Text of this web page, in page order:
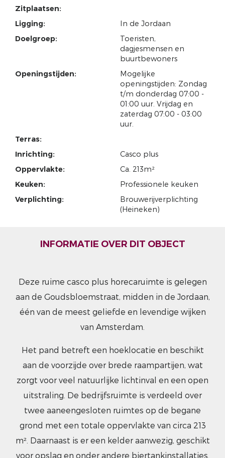
Zitplaatsen:
Ligging:
In de Jordaan
Doelgroep:
Toeristen,
dagjesmensen en
buurtbewoners
Openingstijden:
Mogelijke
openingstijden: Zondag
t/m donderdag 07:00 -
01:00 uur. Vrijdag en
zaterdag 07:00 - 03:00
uur.
Terras:
Inrichting:
Casco plus
Oppervlakte: Ca. 213m²
Keuken: Professionele keuken
Verplichting:
Brouwerijverplichting
(Heineken)
INFORMATIE OVER DIT OBJECT
Deze ruime casco plus horecaruimte is gelegen
aan de Goudsbloemstraat, midden in de Jordaan,
één van de meest geliefde en levendige wijken
van Amsterdam.
Het pand betreft een hoeklocatie en beschikt
aan de voorzijde over brede raampartijen, wat
zorgt voor veel natuurlijke lichtinval en een open
uitstraling. De bedrijfsruimte is verdeeld over
twee aaneengesloten ruimtes op de begane
grond met een totale oppervlakte van circa 213
m². Daarnaast is er een kelder aanwezig, geschikt
voor opslag en onder andere biertankinstallaties.